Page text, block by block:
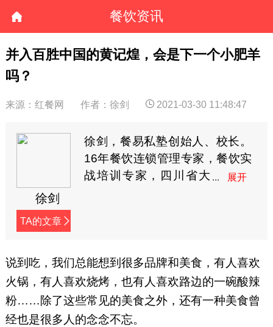
餐饮资讯
并入百胜中国的黄记煌，会是下一个小肥羊
吗？
来源：红餐网 作者：徐剑 2021-03-30 11:48:47
徐剑
TA的文章
徐剑，餐易私塾创始人、校长。
16年餐饮连锁管理专家，餐饮实
战培训专家，四川省大
记兴臭鳜鱼等100多家餐饮品牌
提供过培训、策以及咨询服务。
微信号：shurenguanlipeixun
说到吃，我们总能想到很多品牌和美食，有人喜欢
火锅，有人喜欢烧烤，也有人喜欢路边的一碗酸辣
粉……除了这些常见的美食之外，还有一种美食曾
经也是很多人的念念不忘。